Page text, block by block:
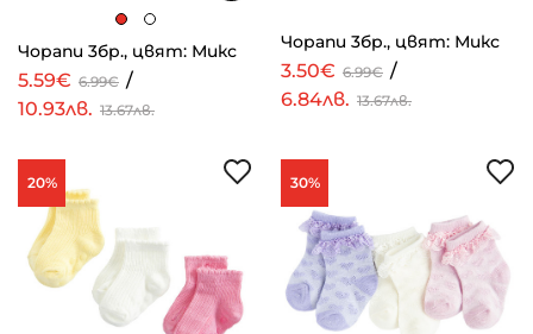
Чорапи 3бр., цвят: Микс
5.59€ 6.99€ /
10.93лв. 13.67лв.
Чорапи 3бр., цвят: Микс
3.50€ 6.99€ /
6.84лв. 13.67лв.
20% 30%